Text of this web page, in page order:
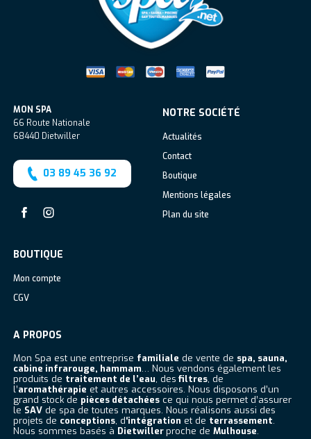
MON SPA
66 Route Nationale
68440 Dietwiller
03 89 45 36 92
NOTRE SOCIÉTÉ
Actualités
Contact
Boutique
Mentions légales
Plan du site
BOUTIQUE
Mon compte
CGV
A PROPOS
Mon Spa est une entreprise familiale de vente de spa, sauna,
cabine infrarouge, hammam… Nous vendons également les
produits de traitement de l’eau, des filtres, de
l’aromathérapie et autres accessoires. Nous disposons d’un
grand stock de pièces détachéesce qui nous permet d’assurer
le SAVde spa de toutes marques. Nous réalisons aussi des
projets de conceptions, d‘intégration et de terrassement.
Nous sommes basés à Dietwillerproche de Mulhouse.